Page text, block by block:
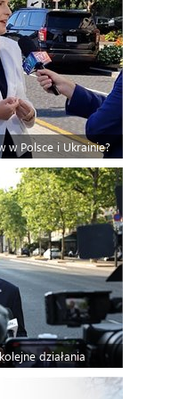
w Polsce i Ukrainie?
działania